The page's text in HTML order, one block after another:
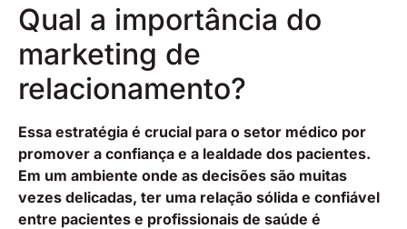
Qual a importância do
marketing de
relacionamento?
Essa estratégia é crucial para o setor médico por
promover a confiança e a lealdade dos pacientes.
Em um ambiente onde as decisões são muitas
vezes delicadas, ter uma relação sólida e confiável
entre pacientes e profissionais de saúde é